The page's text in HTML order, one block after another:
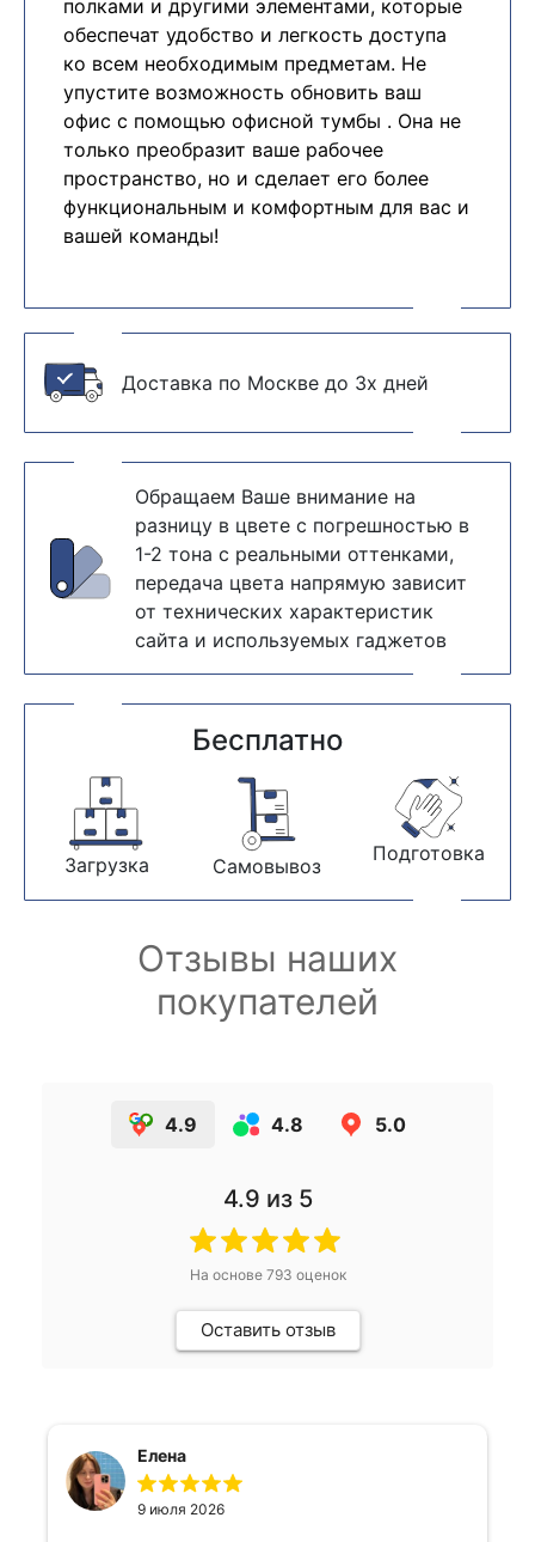
полками и другими элементами, которые
обеспечат удобство и легкость доступа
ко всем необходимым предметам. Не
упустите возможность обновить ваш
офис с помощью офисной тумбы . Она не
только преобразит ваше рабочее
пространство, но и сделает его более
функциональным и комфортным для вас и
вашей команды!
Доставка по Москве до 3х дней
Обращаем Ваше внимание на
разницу в цвете с погрешностью в
1-2 тона с реальными оттенками,
передача цвета напрямую зависит
от технических характеристик
сайта и используемых гаджетов
Бесплатно
Загрузка Самовывоз
Подготовка
Отзывы наших
покупателей
4.9 4.8 5.0
4.9 из 5
На основе 793 оценок
Оставить отзыв
Елена
9 июля 2026